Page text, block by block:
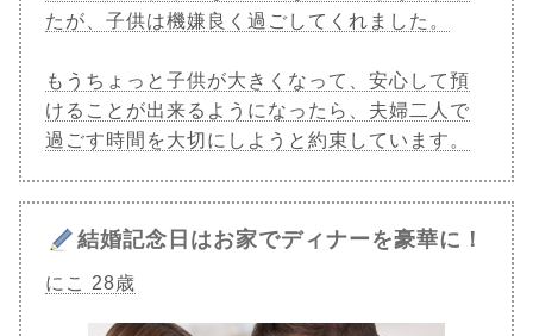
たが、子供は機嫌良く過ごしてくれました。
もうちょっと子供が大きくなって、安心して預
けることが出来るようになったら、夫婦二人で
過ごす時間を大切にしようと約束しています。
結婚記念日はお家でディナーを豪華に！
にこ 28歳